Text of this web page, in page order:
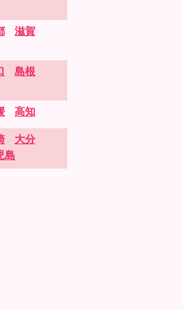
滋賀
島根
高知
大分
島